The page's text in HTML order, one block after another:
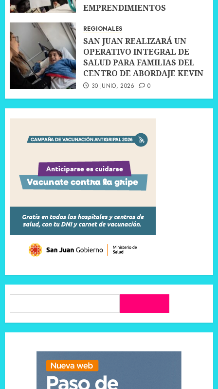
EMPRENDIMIENTOS
REGIONALES
SAN JUAN REALIZARÁ UN
OPERATIVO INTEGRAL DE
SALUD PARA FAMILIAS DEL
CENTRO DE ABORDAJE KEVIN
30 JUNIO, 2026 0